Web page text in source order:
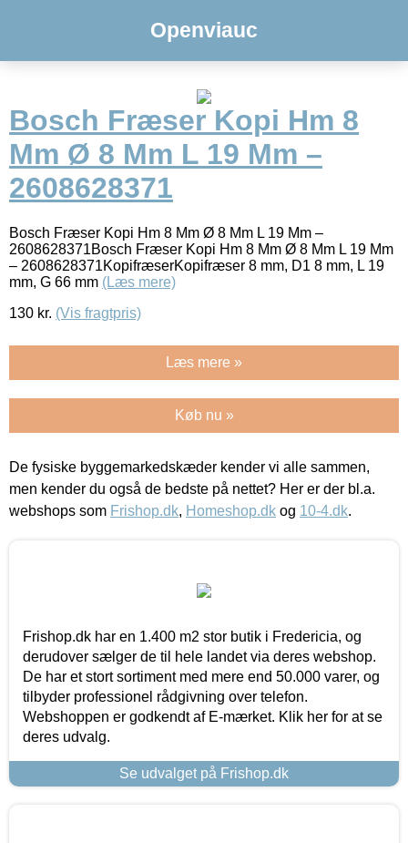
Openviauc
Bosch Fræser Kopi Hm 8
Mm Ø 8 Mm L 19 Mm –
2608628371
Bosch Fræser Kopi Hm 8 Mm Ø 8 Mm L 19 Mm –
2608628371Bosch Fræser Kopi Hm 8 Mm Ø 8 Mm L 19 Mm
– 2608628371KopifræserKopifræser 8 mm, D1 8 mm, L 19
mm, G 66 mm (Læs mere)
130 kr. (Vis fragtpris)
Læs mere »
Køb nu »
De fysiske byggemarkedskæder kender vi alle sammen,
men kender du også de bedste på nettet? Her er der bl.a.
webshops som Frishop.dk, Homeshop.dk og 10-4.dk.
Frishop.dk har en 1.400 m2 stor butik i Fredericia, og
derudover sælger de til hele landet via deres webshop.
De har et stort sortiment med mere end 50.000 varer, og
tilbyder professionel rådgivning over telefon.
Webshoppen er godkendt af E-mærket. Klik her for at se
deres udvalg.
Se udvalget på Frishop.dk